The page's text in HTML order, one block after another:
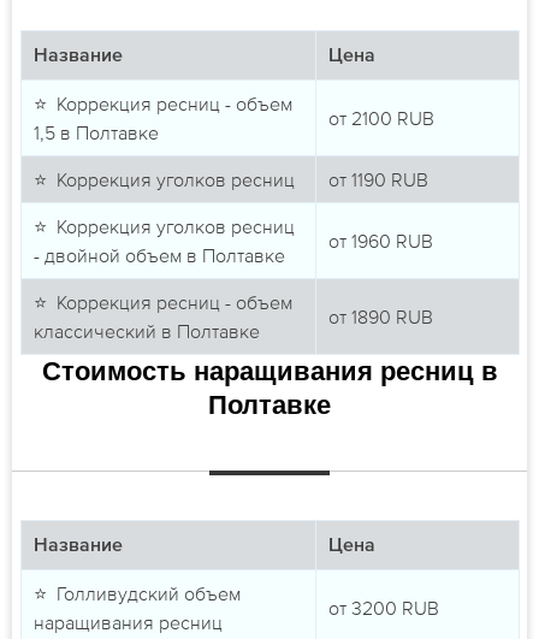
Название Цена
⭐ Коррекция ресниц - объем
1,5 в Полтавке
от 2100 RUB
⭐ Коррекция уголков ресниц от 1190 RUB
⭐ Коррекция уголков ресниц
- двойной объем в Полтавке
от 1960 RUB
⭐ Коррекция ресниц - объем
классический в Полтавке
от 1890 RUB
Стоимость наращивания ресниц в
Полтавке
Название Цена
⭐ Голливудский объем
наращивания ресниц
от 3200 RUB